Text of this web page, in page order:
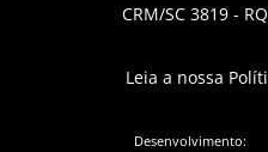
CRM/SC 3819 -
Leia a nossa
Desenvolvimento: